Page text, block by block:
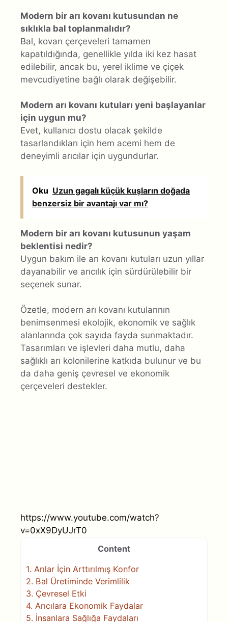
Modern bir arı kovanı kutusundan ne
sıklıkla bal toplanmalıdır?
Bal, kovan çerçeveleri tamamen
kapatıldığında, genellikle yılda iki kez hasat
edilebilir, ancak bu, yerel iklime ve çiçek
mevcudiyetine bağlı olarak değişebilir.
Modern arı kovanı kutuları yeni başlayanlar
için uygun mu?
Evet, kullanıcı dostu olacak şekilde
tasarlandıkları için hem acemi hem de
deneyimli arıcılar için uygundurlar.
Oku Uzun gagalı küçük kuşların doğada
benzersiz bir avantajı var mı?
Modern bir arı kovanı kutusunun yaşam
beklentisi nedir?
Uygun bakım ile arı kovanı kutuları uzun yıllar
dayanabilir ve arıcılık için sürdürülebilir bir
seçenek sunar.
Özetle, modern arı kovanı kutularının
benimsenmesi ekolojik, ekonomik ve sağlık
alanlarında çok sayıda fayda sunmaktadır.
Tasarımları ve işlevleri daha mutlu, daha
sağlıklı arı kolonilerine katkıda bulunur ve bu
da daha geniş çevresel ve ekonomik
çerçeveleri destekler.
https://www.youtube.com/watch?
v=0xX9DyUJrT0
Content
1. Arılar İçin Arttırılmış Konfor
2. Bal Üretiminde Verimlilik
3. Çevresel Etki
4. Arıcılara Ekonomik Faydalar
5. İnsanlara Sağlığa Faydaları